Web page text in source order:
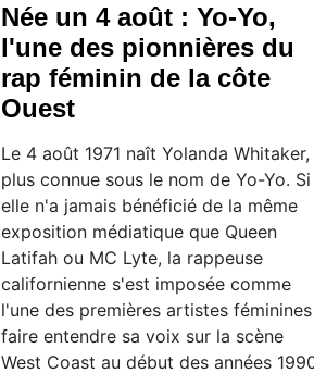
Née un 4 août : Yo-Yo,
l'une des pionnières du
rap féminin de la côte
Ouest
Le 4 août 1971 naît Yolanda Whitaker,
plus connue sous le nom de Yo-Yo. Si
elle n'a jamais bénéficié de la même
exposition médiatique que Queen
Latifah ou MC Lyte, la rappeuse
californienne s'est imposée comme
l'une des premières artistes
faire entendre sa voix sur la scène
West Coast au début des années